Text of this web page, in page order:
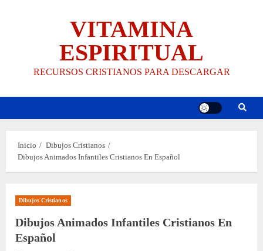
VITAMINA
ESPIRITUAL
RECURSOS CRISTIANOS PARA DESCARGAR
Inicio
Dibujos Cristianos
Dibujos Animados Infantiles Cristianos En Español
Dibujos Cristianos
Dibujos Animados Infantiles Cristianos En
Español